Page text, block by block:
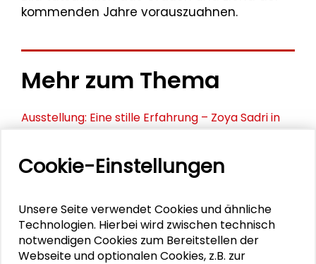
kommenden Jahre vorauszuahnen.
Mehr zum Thema
Ausstellung: Eine stille Erfahrung – Zoya Sadri in
Ausstellung: Jazz Inspirations – Digitale
„Versäumte Bilder“ von Raumfahrt-Pionierinnen
bei der ESA
Cookie-Einstellungen
Unsere Seite verwendet Cookies und ähnliche
Technologien. Hierbei wird zwischen technisch
notwendigen Cookies zum Bereitstellen der
Webseite und optionalen Cookies, z.B. zur